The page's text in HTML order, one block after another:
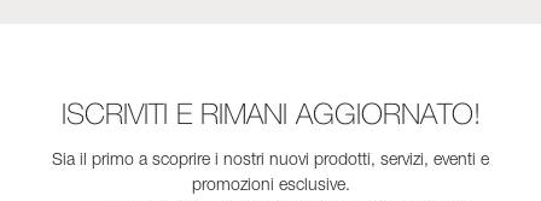
ISCRIVITI E RIMANI AGGIORNATO!
Sia il primo a scoprire i nostri nuovi prodotti, servizi, eventi e
promozioni esclusive.